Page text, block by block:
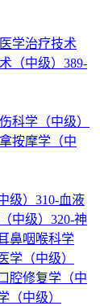
学治疗技术
（中级） 389-
科学（中级）
按摩学（中
级） 310-血液
中级） 320-神
鼻咽喉科学
学（中级）
腔修复学（中
（中级）